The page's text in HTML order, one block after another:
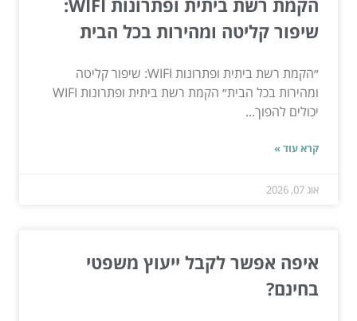
הקמת רשת ביתית ופתרונות WIFI:
שיפור קליטה ומהירות בכל הבית
״הקמת רשת ביתית ופתרונות WIFI: שיפור קליטה
ומהירות בכל הבית״ הקמת רשת ביתית ופתרונות WIFI
יכולים להפוך...
קרא עוד »
אוג 07, 2026
איפה אפשר לקבל ייעוץ משפטי
בחינם?